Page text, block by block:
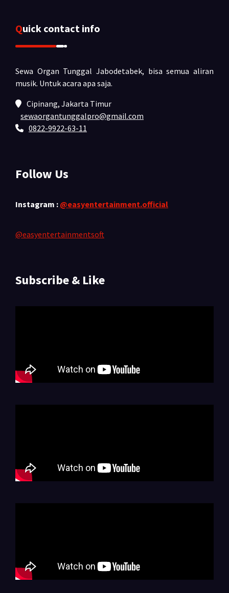
Quick contact info
Sewa Organ Tunggal Jabodetabek, bisa semua aliran
musik. Untuk acara apa saja.
Cipinang, Jakarta Timur
sewaorgantunggalpro@gmail.com
0822-9922-63-11
Follow Us
Instagram : @easyentertainment.official
@easyentertainmentsoft
Subscribe & Like